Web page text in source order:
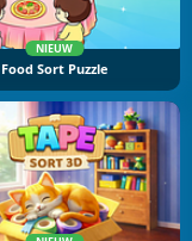
NIEUW
Food Sort Puzzle